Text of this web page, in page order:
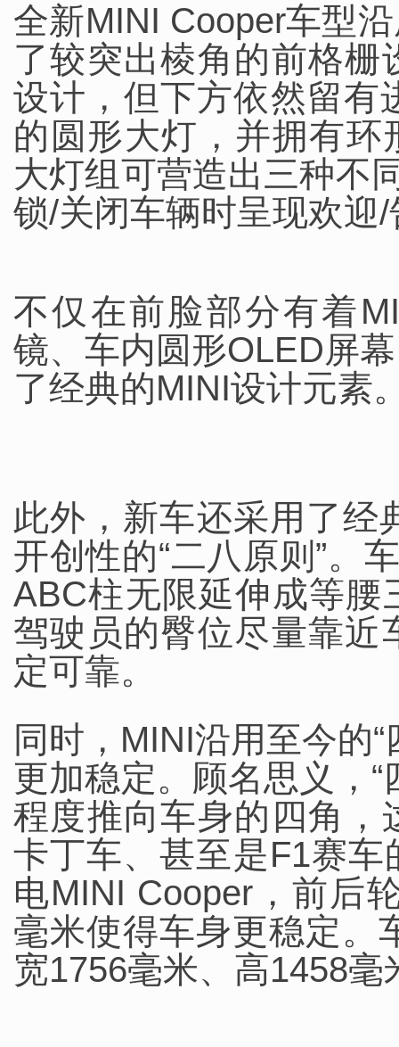
全新MINI Cooper车型
了较突出棱角的前格栅
设计，但下方依然留有
的圆形大灯，并拥有
大灯组可营造出三种不
锁/关闭车辆时呈现欢迎
不仅在前脸部分有着
镜、车内圆形OLED屏
了经典的MINI设计元素
此外，新车还采用了经
开创性的“二八原则”。
ABC柱无限延伸成等腰
驾驶员的臀位尽量靠近
定可靠。
同时，MINI沿用至今的
更加稳定。顾名思义，
程度推向车身的四角，
卡丁车、甚至是F1赛
电MINI Cooper，前后
毫米使得车身更稳定。
宽1756毫米、高1458